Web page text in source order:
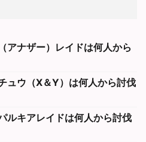
アナザー）レイドは何人から
ュウ（X＆Y）は何人から討伐
ルキアレイドは何人から討伐